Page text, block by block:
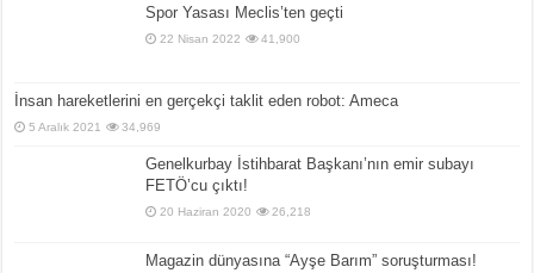
Spor Yasası Meclis’ten geçti
22 Nisan 2022 41,900
İnsan hareketlerini en gerçekçi taklit eden robot: Ameca
5 Aralık 2021 34,969
Genelkurbay İstihbarat Başkanı’nın emir subayı
FETÖ’cu çıktı!
20 Haziran 2020 26,218
Magazin dünyasına “Ayşe Barım” soruşturması!